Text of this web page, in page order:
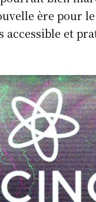
ère pour
accessible et